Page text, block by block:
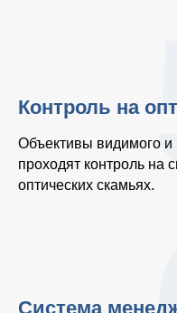
Контроль на
Объективы видимого и
проходят контроль на
оптических скамьях.
Система